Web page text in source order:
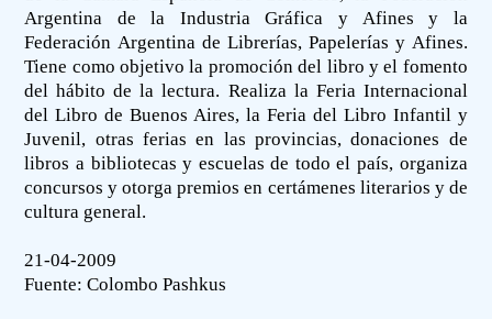
Argentina de la Industria Gráfica y Afines y la
Federación Argentina de Librerías, Papelerías y Afines.
Tiene como objetivo la promoción del libro y el fomento
del hábito de la lectura. Realiza la Feria Internacional
del Libro de Buenos Aires, la Feria del Libro Infantil y
Juvenil, otras ferias en las provincias, donaciones de
libros a bibliotecas y escuelas de todo el país, organiza
concursos y otorga premios en certámenes literarios y de
cultura general.
21-04-2009
Fuente:Colombo Pashkus